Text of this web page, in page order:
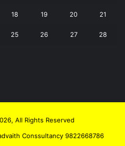
18 19 20 21
25 26 27 28
All Rights Reserved
Conssultancy 9822668786